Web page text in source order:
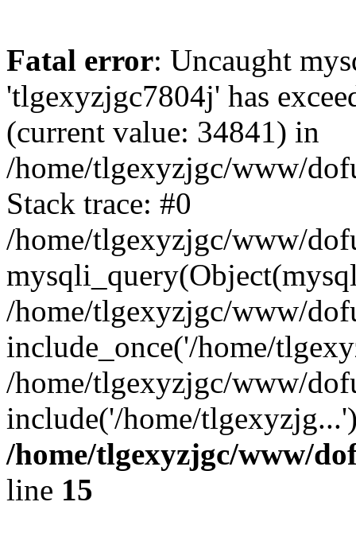
Fatal error: Uncaught
'tlgexyzjgc7804j' has
(current value: 34841) in
/home/tlgexyzjgc/www/
Stack trace: #0
/home/tlgexyzjgc/www/
/home/tlgexyzjgc/www/
include_once('/home/
/home/tlgexyzjgc/www/
include('/home/
/home/tlgexyzjgc/www/
line 15